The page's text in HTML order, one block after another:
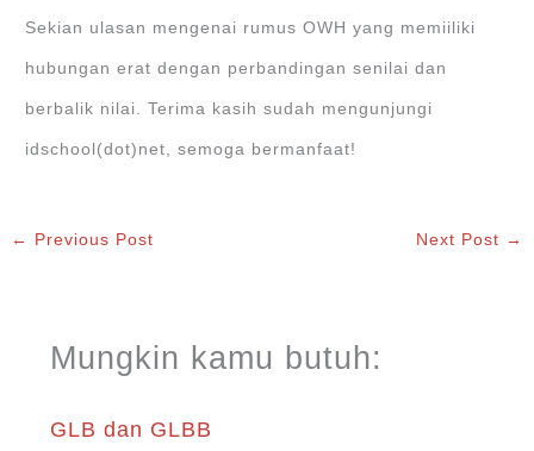
Sekian ulasan mengenai rumus OWH yang memiiliki
hubungan erat dengan perbandingan senilai dan
berbalik nilai. Terima kasih sudah mengunjungi
idschool(dot)net, semoga bermanfaat!
← Previous Post Next Post →
Mungkin kamu butuh:
GLB dan GLBB